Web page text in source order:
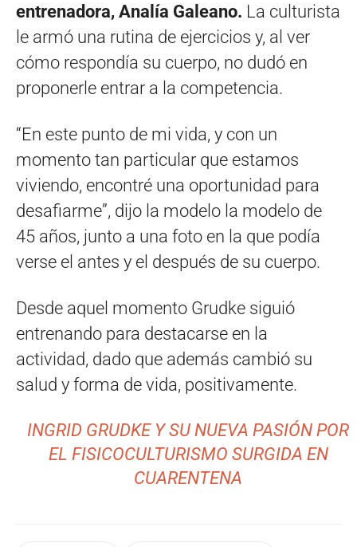
entrenadora, Analía Galeano. La culturista
le armó una rutina de ejercicios y, al ver
cómo respondía su cuerpo, no dudó en
proponerle entrar a la competencia.
“En este punto de mi vida, y con un
momento tan particular que estamos
viviendo, encontré una oportunidad para
desafiarme”, dijo la modelo la modelo de
45 años, junto a una foto en la que podía
verse el antes y el después de su cuerpo.
Desde aquel momento Grudke siguió
entrenando para destacarse en la
actividad, dado que además cambió su
salud y forma de vida, positivamente.
INGRID GRUDKE Y SU NUEVA PASIÓN POR
EL FISICOCULTURISMO SURGIDA EN
CUARENTENA